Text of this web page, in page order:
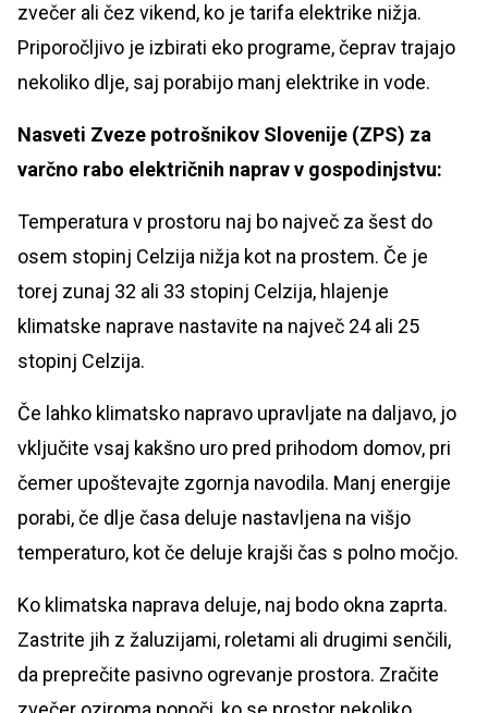
zvečer ali čez vikend, ko je tarifa elektrike nižja.
Priporočljivo je izbirati eko programe, čeprav trajajo
nekoliko dlje, saj porabijo manj elektrike in vode.
Nasveti Zveze potrošnikov Slovenije (ZPS) za
varčno rabo električnih naprav v gospodinjstvu:
Temperatura v prostoru naj bo največ za šest do
osem stopinj Celzija nižja kot na prostem. Če je
torej zunaj 32 ali 33 stopinj Celzija, hlajenje
klimatske naprave nastavite na največ 24 ali 25
stopinj Celzija.
Če lahko klimatsko napravo upravljate na daljavo, jo
vključite vsaj kakšno uro pred prihodom domov, pri
čemer upoštevajte zgornja navodila. Manj energije
porabi, če dlje časa deluje nastavljena na višjo
temperaturo, kot če deluje krajši čas s polno močjo.
Ko klimatska naprava deluje, naj bodo okna zaprta.
Zastrite jih z žaluzijami, roletami ali drugimi senčili,
da preprečite pasivno ogrevanje prostora. Zračite